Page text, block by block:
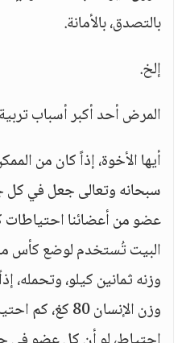
بالتصدق، بالأمانة.
إلخ.
المرض أحد أكبر أسباب
أيها الأخوة، إذاً كان من
سبحانه وتعالى جعل في كل
عضو من أعضائنا احتياطات
البيت تُستخدم لوضع كأس
وزنه ثمانين كيلو، وتحمله،
وزن الإنسان 80